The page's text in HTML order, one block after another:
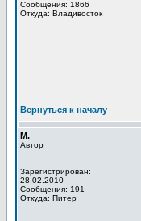
Сообщения: 1866
Откуда: Владивосток
Вернуться к началу
М.
Автор
Зарегистрирован:
28.02.2010
Сообщения: 191
Откуда: Питер